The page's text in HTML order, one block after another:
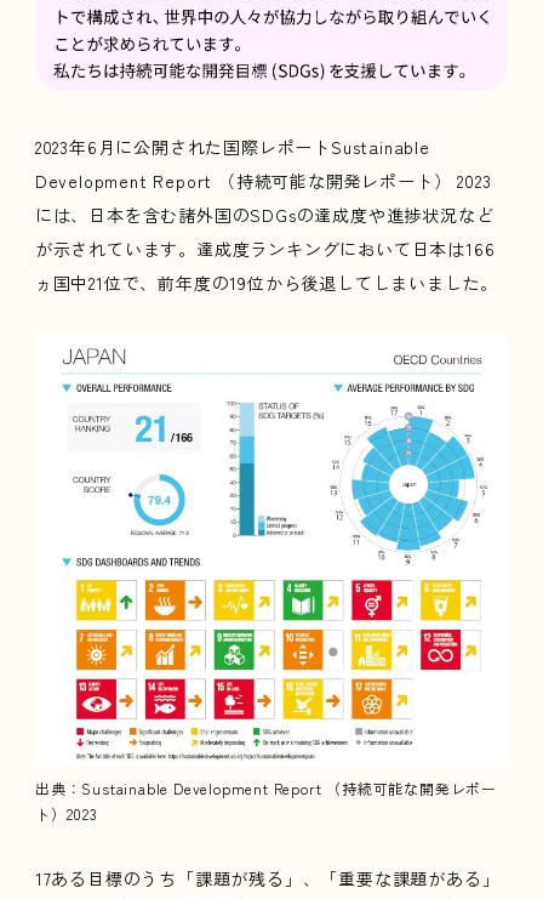
2023年6月に公開された国際レポートSustainable
Development Report （持続可能な開発レポート） 2023
には、日本を含む諸外国のSDGsの達成度や進捗状況など
が示されています。達成度ランキングにおいて日本は166
ヵ国中21位で、前年度の19位から後退してしまいました。
出典：Sustainable Development Report （持続可能な開発レポー
ト）2023
17ある目標のうち「課題が残る」、「重要な課題がある」